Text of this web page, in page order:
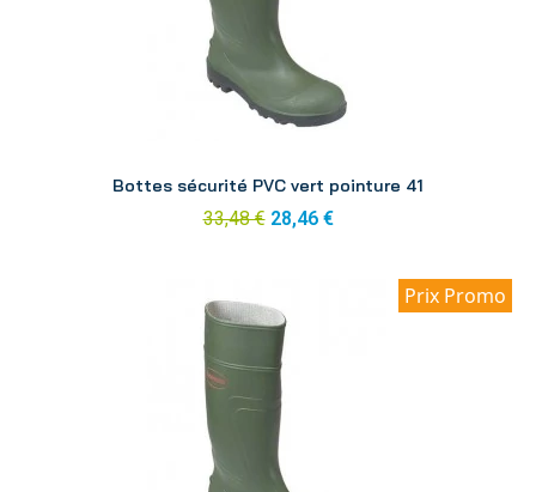
Bottes sécurité PVC vert pointure 41
33,48 € 28,46 €
Prix Promo